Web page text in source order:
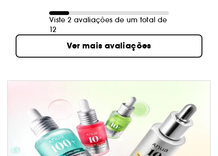
Viste 2 avaliações de um total de
12
Ver mais avaliações